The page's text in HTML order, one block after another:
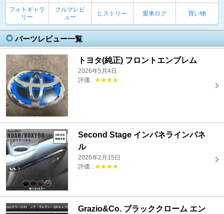
フォトギャラ
リー
クルマレビ
ュー
ヒストリー 愛車ログ 買い物
パーツレビュー一覧
トヨタ(純正) フロントエンブレム
2026年5月4日
評価 : ★★★★
Second Stage インパネラインパネ
ル
2026年2月15日
評価 : ★★★★
Grazio&Co. ブラッククローム エン